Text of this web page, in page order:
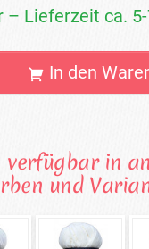
– Lieferzeit ca.
In den
verfügbar in
und